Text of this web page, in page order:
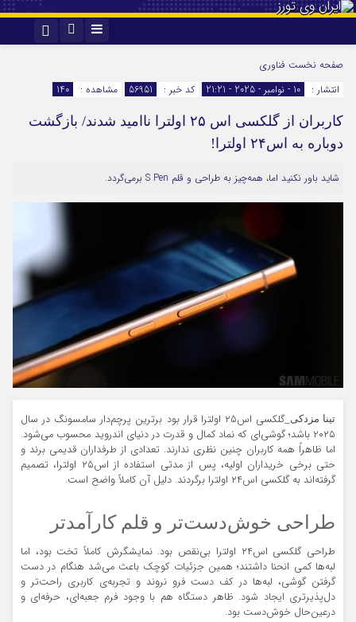
اینستاگرام
صفحه نخست فناوری
انتشار :
10 - نوامبر - 2025 - 21:21 کد خبر : 56951 مشاهده : 140
کاربران از گلکسی اس ۲۵ اولترا ناامید شدند/ بازگشت
دوباره به اس۲۴ اولترا!
شاید باور نکنید اما، همه‌چیز به طراحی و قلم S Pen برمی‌گردد.
تینا مزدکی_
گلکسی اس۲۵ اولترا قرار بود برترین پرچم‌دار سامسونگ در سال
۲۰۲۵ باشد؛ گوشی‌ای که نماد کمال و قدرت در دنیای اندروید محسوب می‌شود.
اما ظاهراً همه کاربران چنین نظری ندارند. تعدادی از طرفداران قدیمی برند و
حتی برخی خریداران اولیه، پس از مدتی استفاده از اس۲۵ اولترا، تصمیم
گرفته‌اند به گلکسی اس۲۴ اولترا برگردند. دلیل آن کاملاً واضح است.
طراحی خوش‌دست‌تر و قلم کارآمدتر
طراحی گلکسی اس۲۴ اولترا بی‌نقص بود. نمایشگرش کاملاً تخت بود، اما
لبه‌ها کمی انحنا داشتند؛ همین جزئیات کوچک باعث می‌شد هنگام در دست
گرفتن گوشی، لبه‌ها در کف دست فرو نروند و تجربه‌ی کاربری راحت‌تر و
دل‌پذیرتری ایجاد شود. ظاهر دستگاه هم با وجود فرم جعبه‌ای، حرفه‌ای و
درعین‌حال خوش‌دست بود.